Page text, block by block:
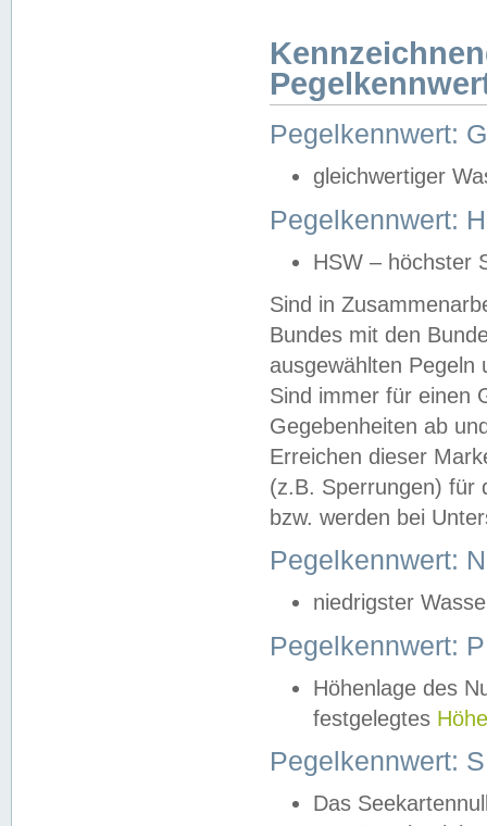
Pegelkennwert:
gleichwertiger
Pegelkennwert:
HSW – höchster
Sind in
Bundes mit den
ausgewählten
Sind immer für einen
Gegebenheiten ab
Erreichen dieser
(z.B. Sperrungen) für
bzw. werden bei
Pegelkennwert:
niedrigster
Pegelkennwert:
Höhenlage des
festgelegtes
Pegelkennwert:
Das